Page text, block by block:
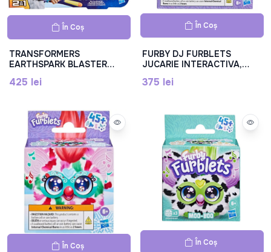
În Coș
TRANSFORMERS
EARTHSPARK BLASTER
425 lei
În Coș
FURBY DJ FURBLETS
JUCARIE INTERACTIVA,
375 lei
În Coș În Coș